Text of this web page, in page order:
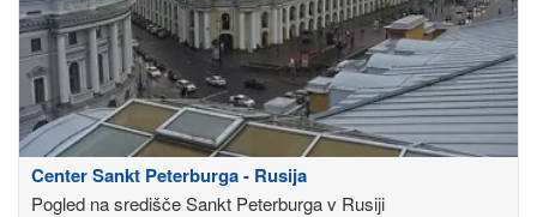
Center Sankt Peterburga - Rusija
Pogled na središče Sankt Peterburga v Rusiji